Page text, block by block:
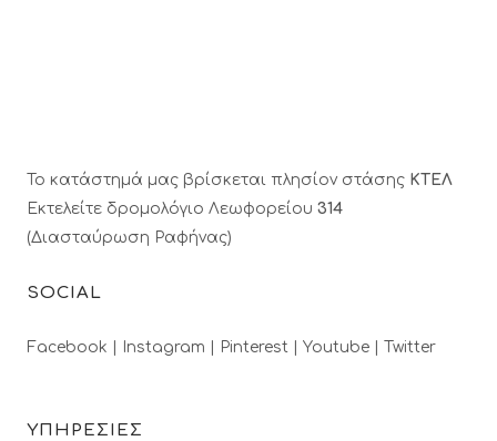
Το κατάστημά μας βρίσκεται πλησίον στάσης ΚΤΕΛ
Εκτελείτε δρομολόγιο Λεωφορείου 314
(Διασταύρωση Ραφήνας)
SOCIAL
Facebook | Instagram | Pinterest | Youtube | Twitter
ΥΠΗΡΕΣΙΕΣ